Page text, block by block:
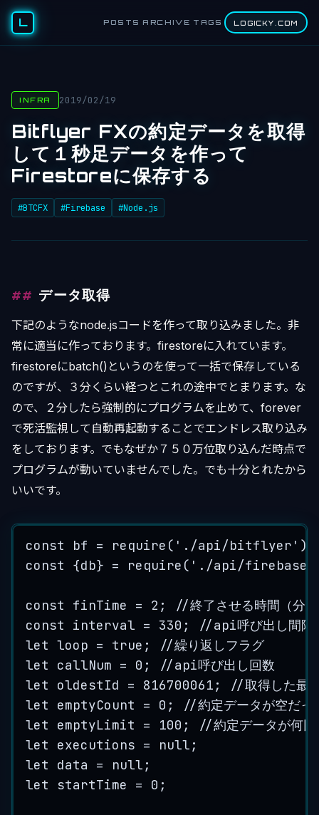
L POSTS ARCHIVE TAGS LOGICKY.COM
INFRA 2019/02/19
Bitflyer FXの約定データを取得
して１秒足データを作って
Firestoreに保存する
#BTCFX #Firebase #Node.js
データ取得
下記のようなnode.jsコードを作って取り込みました。非
常に適当に作っております。firestoreに入れています。
firestoreにbatch()というのを使って一括で保存している
のですが、３分くらい経つとこれの途中でとまります。な
ので、２分したら強制的にプログラムを止めて、forever
で死活監視して自動再起動することでエンドレス取り込み
をしております。でもなぜか７５０万位取り込んだ時点で
プログラムが動いていませんでした。でも十分とれたから
いいです。
const bf = require ( ' ./api/bitflyer ' );
const
{db} = require ( ' ./api/firebase
const finTime = 2 ;
//終了させる時間（分）
const
interval = 330 ;
//api呼び出し間隔
let loop = true ;
//繰り返しフラグ
let
callNum = 0 ;
//api呼び出し回数
let
oldestId = 816700061 ;
//取得した最
let
emptyCount = 0 ;
//約定データが空だっ
let
emptyLimit = 100 ;
//約定データが何回
let
executions = null ;
let
data = null ;
let
startTime = 0 ;